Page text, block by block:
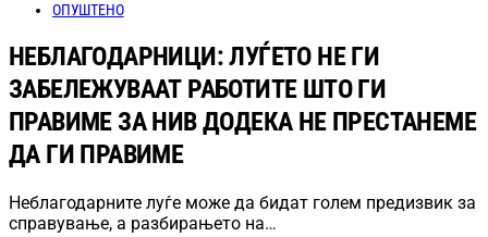
ОПУШТЕНО
НЕБЛАГОДАРНИЦИ: ЛУЃЕТО НЕ ГИ
ЗАБЕЛЕЖУВААТ РАБОТИТЕ ШТО ГИ
ПРАВИМЕ ЗА НИВ ДОДЕКА НЕ ПРЕСТАНЕМЕ
ДА ГИ ПРАВИМЕ
Неблагодарните луѓе може да бидат голем предизвик за
справување, а разбирањето на…